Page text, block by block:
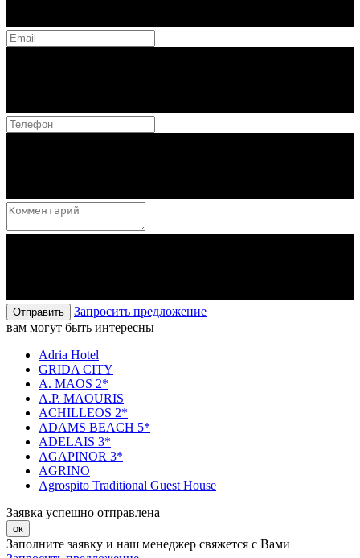
Отправить
Запросить предложение
вам могут быть интересны
Adria Hotel
GRIDA CITY
A. MAOS 2*
A.P. MAOURIS
ACHILLEOS 2*
ADAMS BEACH 5*
ADELAIS 3*
AGAPINOR 3*
AGRINO
Agrospito Traditional Guest House
Заявка успешно отправлена
ок
Заполните заявку и наш менеджер свяжется с Вами